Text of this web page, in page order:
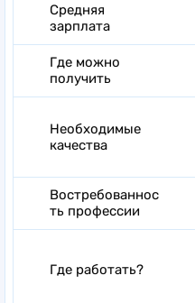
Средняя
зарплата
Где можно
получить
Необходимые
качества
Востребованнос
ть профессии
Где работать?